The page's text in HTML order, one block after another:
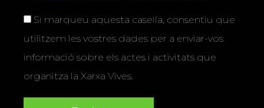
Si marqueu aquesta casella, consentiu que
utilitzem les vostres dades per a enviar-vos
informació sobre els actes i activitats que
organitza la Xarxa Vives.